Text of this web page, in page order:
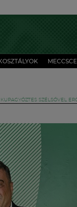
SZÉLSŐVEL